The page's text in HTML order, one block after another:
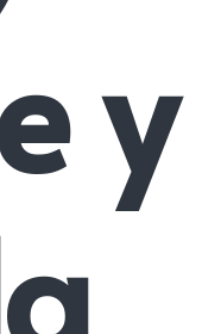
y